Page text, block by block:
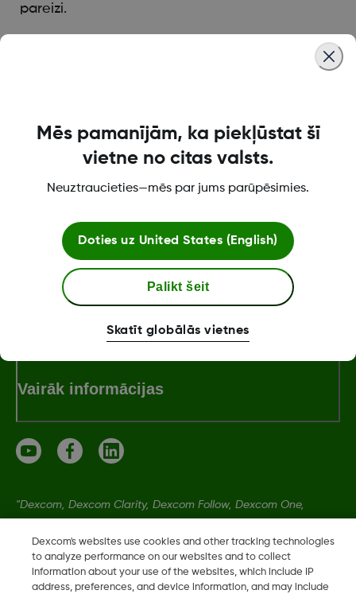
pareizi.
LBL021329 Rev001
Par Dexcom
Vairāk informācijas
"Dexcom, Dexcom Clarity, Dexcom Follow, Dexcom One,
ASV un var tikt reģistrētas citās valstīs."
Dexcom's websites use cookies and other tracking technologies
to analyze performance on our websites and to collect
information about your use of the websites, which include IP
address, preferences, and device information, and may include
Mēs pamanījām, ka piekļūstat šī
vietne no citas valsts.
Neuztraucieties—mēs par jums parūpēsimies.
Doties uz United States (English)
Palikt šeit
Skatīt globālās vietnes